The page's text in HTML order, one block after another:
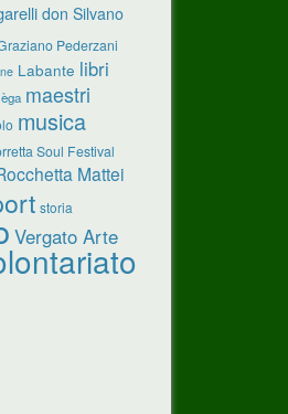
don Silvano
Pederzani
Labante libri
maestri
musica
Soul Festival
Mattei
storia
Vergato Arte